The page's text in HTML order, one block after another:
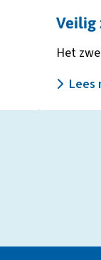
Veilig
Het
Lees